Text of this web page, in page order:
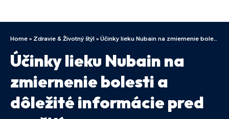
Home » Zdravie & Životný štýl » Účinky lieku Nubain na zmiernenie bolesti a dôležité informácie pred použitím
Účinky lieku Nubain na
zmiernenie bolesti a
dôležité informácie pred